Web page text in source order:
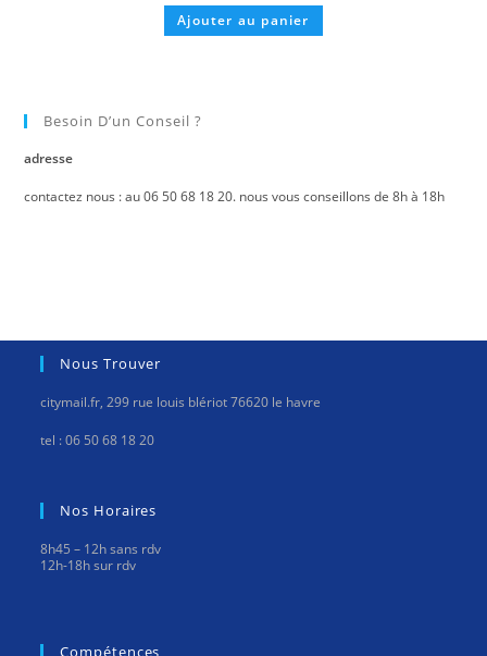
Ajouter au panier
Besoin D’un Conseil ?
adresse
contactez nous : au 06 50 68 18 20. nous vous conseillons de 8h à 18h
Nous Trouver
citymail.fr, 299 rue louis blériot 76620 le havre
tel : 06 50 68 18 20
Nos Horaires
8h45 – 12h sans rdv
12h-18h sur rdv
Compétences